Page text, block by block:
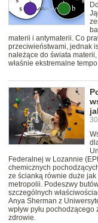
materii i antymaterii. Co
przeciwieństwami, jednak
należące do świata
właśnie ekstremalne
Federalnej w Lozannie
chemicznych
ze ścianką równie duże
metropolii. Podeszwy
szczególnych
Anya Sherman z
wpływ pyłu
zdrowie.